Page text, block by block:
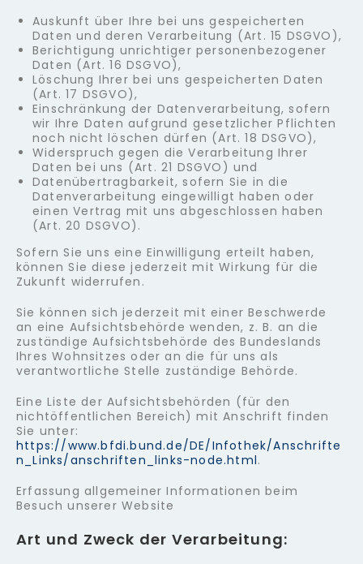
Auskunft über Ihre bei uns gespeicherten
Daten und deren Verarbeitung (Art. 15 DSGVO),
Berichtigung unrichtiger personenbezogener
Daten (Art. 16 DSGVO),
Löschung Ihrer bei uns gespeicherten Daten
(Art. 17 DSGVO),
Einschränkung der Datenverarbeitung, sofern
wir Ihre Daten aufgrund gesetzlicher Pflichten
noch nicht löschen dürfen (Art. 18 DSGVO),
Widerspruch gegen die Verarbeitung Ihrer
Daten bei uns (Art. 21 DSGVO) und
Datenübertragbarkeit, sofern Sie in die
Datenverarbeitung eingewilligt haben oder
einen Vertrag mit uns abgeschlossen haben
(Art. 20 DSGVO).
Sofern Sie uns eine Einwilligung erteilt haben,
können Sie diese jederzeit mit Wirkung für die
Zukunft widerrufen.
Sie können sich jederzeit mit einer Beschwerde
an eine Aufsichtsbehörde wenden, z. B. an die
zuständige Aufsichtsbehörde des Bundeslands
Ihres Wohnsitzes oder an die für uns als
verantwortliche Stelle zuständige Behörde.
Eine Liste der Aufsichtsbehörden (für den
nichtöffentlichen Bereich) mit Anschrift finden
Sie unter:
https://www.bfdi.bund.de/DE/Infothek/Anschrifte
n_Links/anschriften_links-node.html.
Erfassung allgemeiner Informationen beim
Besuch unserer Website
Art und Zweck der Verarbeitung: